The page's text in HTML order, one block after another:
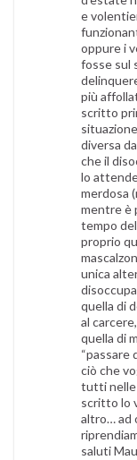
e
oppure i
fosse sul
più
scritto
diversa
che il
lo
merdosa
mentre è
tempo
proprio
unica
quella di
al
quella di
“passare
ciò che
tutti nelle
scritto lo
altro… ad
saluti